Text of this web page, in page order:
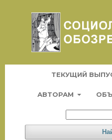
ТЕКУЩИЙ
АВТОРАМ